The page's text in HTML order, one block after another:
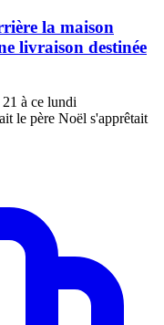
la maison
livraison destinée
à ce lundi
le père Noël s'apprêtait